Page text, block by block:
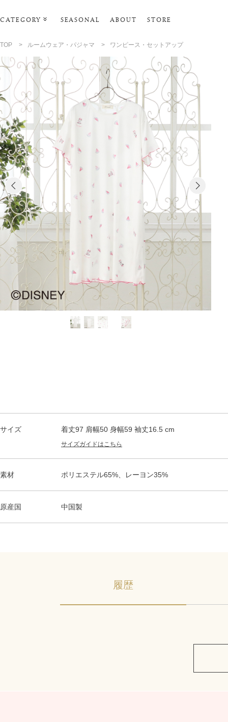
CATEGORY SEASONAL ABOUT STORE
リビンググッズ
ポーチ･トラベルグッズ
ファッショングッズ
スマホケース
タオル・ヘアバンド
美容・バス・ボディケア
TOP > ルームウェア・パジャマ > ワンピース・セットアップ
サイズ 着丈97 肩幅50 身幅59 袖丈16.5 cm
サイズガイドはこちら
素材 ポリエステル65%、レーヨン35%
原産国 中国製
履歴